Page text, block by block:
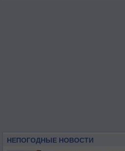
НЕПОГОДНЫЕ НОВОСТИ